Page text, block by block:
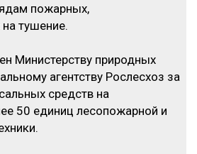
пожарных,
тушение.
Министерству природных
агентству Рослесхоз за
средств на
50 единиц лесопожарной и